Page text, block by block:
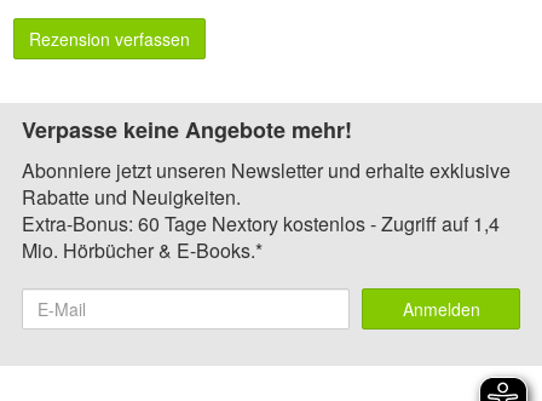
Rezension verfassen
Verpasse keine Angebote mehr!
Abonniere jetzt unseren Newsletter und erhalte exklusive
Rabatte und Neuigkeiten.
Extra-Bonus: 60 Tage Nextory kostenlos - Zugriff auf 1,4
Mio. Hörbücher & E-Books.*
Anmelden